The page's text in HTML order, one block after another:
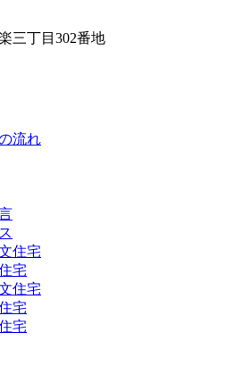
三丁目302番地
流れ
住宅
宅
住宅
宅
宅